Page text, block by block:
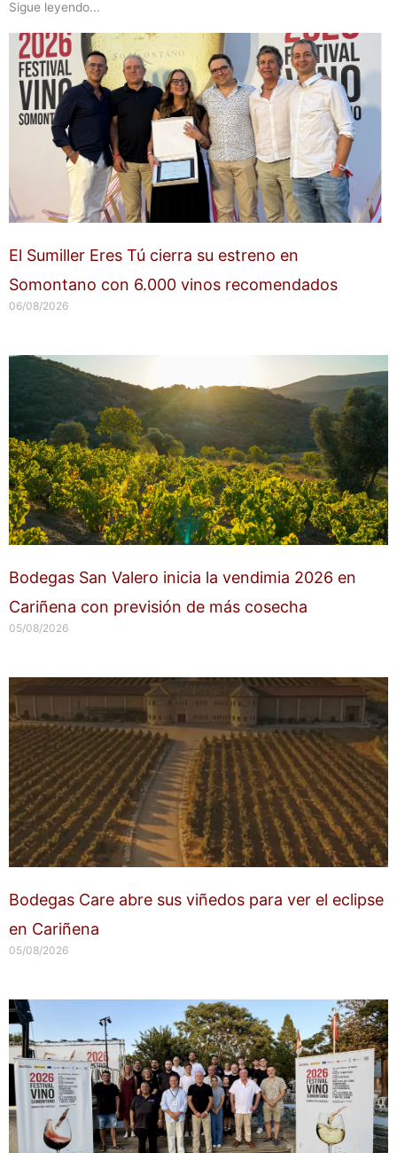
Sigue leyendo...
El Sumiller Eres Tú cierra su estreno en
Somontano con 6.000 vinos recomendados
06/08/2026
Bodegas San Valero inicia la vendimia 2026 en
Cariñena con previsión de más cosecha
05/08/2026
Bodegas Care abre sus viñedos para ver el eclipse
en Cariñena
05/08/2026